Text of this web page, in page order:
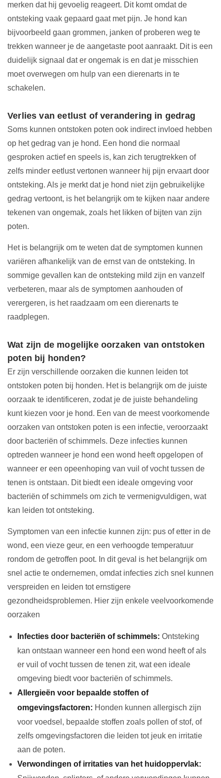
merken dat hij gevoelig reageert. Dit komt omdat de
ontsteking vaak gepaard gaat met pijn. Je hond kan
bijvoorbeeld gaan grommen, janken of proberen weg te
trekken wanneer je de aangetaste poot aanraakt. Dit is een
duidelijk signaal dat er ongemak is en dat je misschien
moet overwegen om hulp van een dierenarts in te
schakelen.
Verlies van eetlust of verandering in gedrag
Soms kunnen ontstoken poten ook indirect invloed hebben
op het gedrag van je hond. Een hond die normaal
gesproken actief en speels is, kan zich terugtrekken of
zelfs minder eetlust vertonen wanneer hij pijn ervaart door
ontsteking. Als je merkt dat je hond niet zijn gebruikelijke
gedrag vertoont, is het belangrijk om te kijken naar andere
tekenen van ongemak, zoals het likken of bijten van zijn
poten.
Het is belangrijk om te weten dat de symptomen kunnen
variëren afhankelijk van de ernst van de ontsteking. In
sommige gevallen kan de ontsteking mild zijn en vanzelf
verbeteren, maar als de symptomen aanhouden of
verergeren, is het raadzaam om een dierenarts te
raadplegen.
Wat zijn de mogelijke oorzaken van ontstoken
poten bij honden?
Er zijn verschillende oorzaken die kunnen leiden tot
ontstoken poten bij honden. Het is belangrijk om de juiste
oorzaak te identificeren, zodat je de juiste behandeling
kunt kiezen voor je hond. Een van de meest voorkomende
oorzaken van ontstoken poten is een infectie, veroorzaakt
door bacteriën of schimmels. Deze infecties kunnen
optreden wanneer je hond een wond heeft opgelopen of
wanneer er een opeenhoping van vuil of vocht tussen de
tenen is ontstaan. Dit biedt een ideale omgeving voor
bacteriën of schimmels om zich te vermenigvuldigen, wat
kan leiden tot ontsteking.
Symptomen van een infectie kunnen zijn: pus of etter in de
wond, een vieze geur, en een verhoogde temperatuur
rondom de getroffen poot. In dit geval is het belangrijk om
snel actie te ondernemen, omdat infecties zich snel kunnen
verspreiden en leiden tot ernstigere
gezondheidsproblemen. Hier zijn enkele veelvoorkomende
oorzaken
Infecties door bacteriën of schimmels: Ontsteking
kan ontstaan wanneer een hond een wond heeft of als
er vuil of vocht tussen de tenen zit, wat een ideale
omgeving biedt voor bacteriën of schimmels.
Allergieën voor bepaalde stoffen of
omgevingsfactoren: Honden kunnen allergisch zijn
voor voedsel, bepaalde stoffen zoals pollen of stof, of
zelfs omgevingsfactoren die leiden tot jeuk en irritatie
aan de poten.
Verwondingen of irritaties van het huidoppervlak: